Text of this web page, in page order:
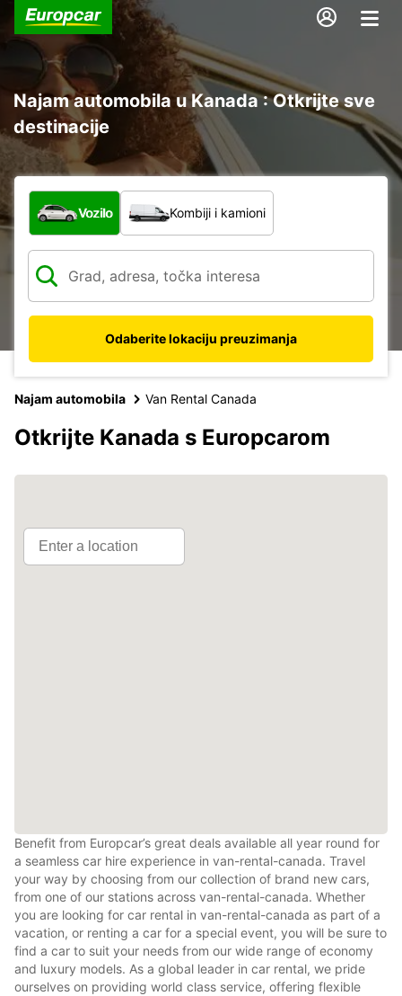
Najam automobila u Kanada : Otkrijte sve
destinacije
Koja vrsta vozila?
Vozilo Kombiji i kamioni
Odaberite lokaciju preuzimanja
Najam automobila Van Rental Canada
Otkrijte Kanada s Europcarom
Benefit from Europcar’s great deals available all year round for
a seamless car hire experience in van-rental-canada. Travel
your way by choosing from our collection of brand new cars,
from one of our stations across van-rental-canada. Whether
you are looking for car rental in van-rental-canada as part of a
vacation, or renting a car for a special event, you will be sure to
find a car to suit your needs from our wide range of economy
and luxury models. As a global leader in car rental, we pride
ourselves on providing world class service, offering flexible